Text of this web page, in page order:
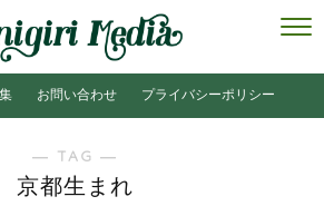
お問い合わせ プライバシーポリシー
― TAG ―
京都生まれ